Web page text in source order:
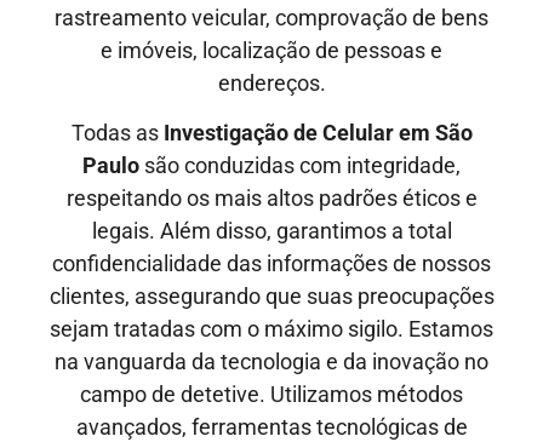
rastreamento veicular, comprovação de bens
e imóveis, localização de pessoas e
endereços.
Todas asInvestigação de Celular em São
Paulo são conduzidas com integridade,
respeitando os mais altos padrões éticos e
legais. Além disso, garantimos a total
confidencialidade das informações de nossos
clientes, assegurando que suas preocupações
sejam tratadas com o máximo sigilo. Estamos
na vanguarda da tecnologia e da inovação no
campo de detetive. Utilizamos métodos
avançados, ferramentas tecnológicas de